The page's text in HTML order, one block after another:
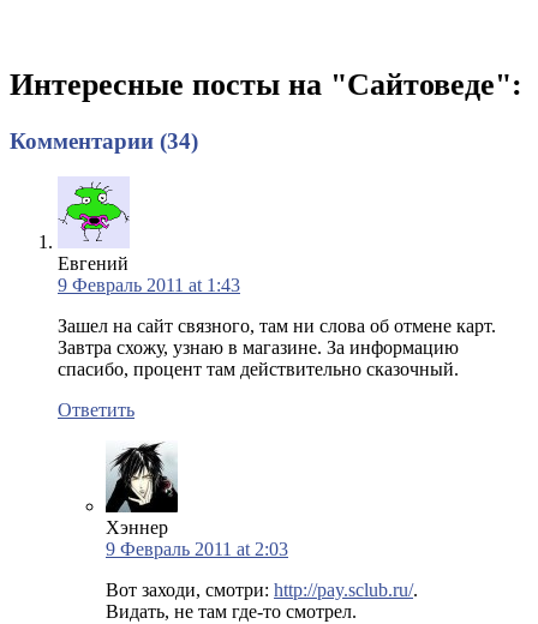
Интересные посты на "Сайтоведе":
Комментарии (34)
Евгений
9 Февраль 2011 at 1:43
Зашел на сайт связного, там ни слова об отмене карт.
Завтра схожу, узнаю в магазине. За информацию
спасибо, процент там действительно сказочный.
Ответить
Хэннер
9 Февраль 2011 at 2:03
Вот заходи, смотри: http://pay.sclub.ru/.
Видать, не там где-то смотрел.